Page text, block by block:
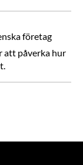
företag
att påverka hur